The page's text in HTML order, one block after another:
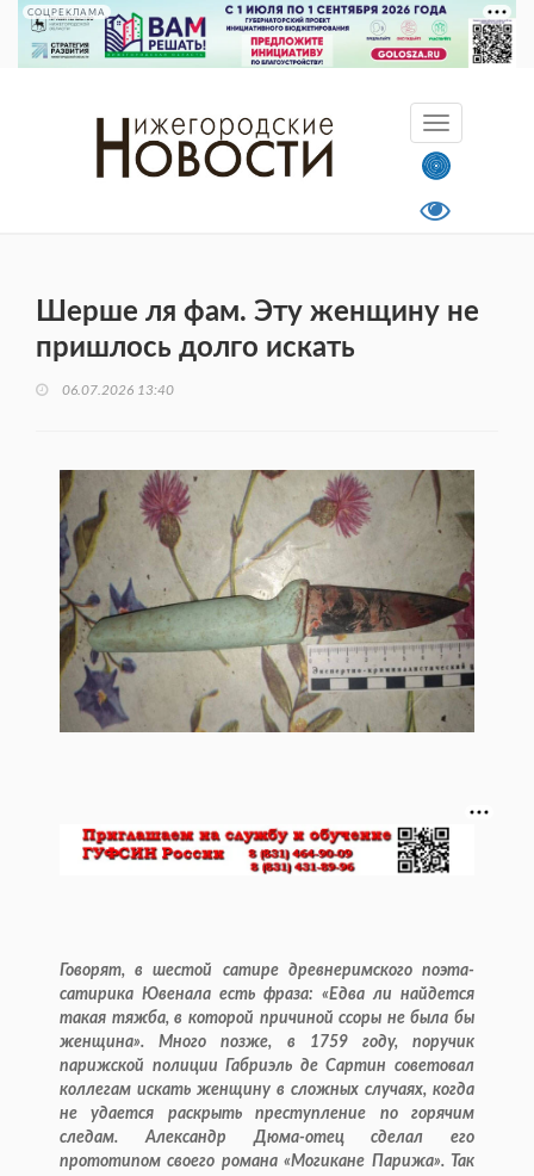
СОЦРЕКЛАМА
Шерше ля фам. Эту женщину не
пришлось долго искать
06.07.2026 13:40
Говорят, в шестой сатире древнеримского поэта-
сатирика Ювенала есть фраза: «Едва ли найдется
такая тяжба, в которой причиной ссоры не была бы
женщина». Много позже, в 1759 году, поручик
парижской полиции Габриэль де Сартин советовал
коллегам искать женщину в сложных случаях, когда
не удается раскрыть преступление по горячим
следам. Александр Дюма-отец сделал его
прототипом своего романа «Могикане Парижа». Так